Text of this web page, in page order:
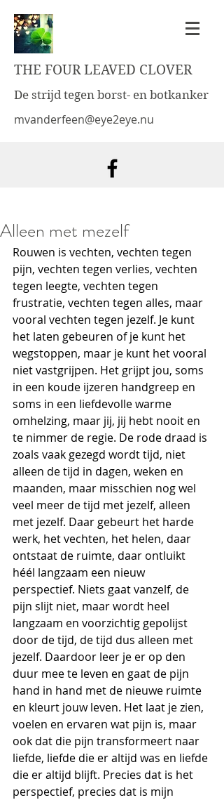
THE FOUR LEAVED CLOVER
De strijd tegen borst- en botkanker
mvanderfeen@eye2eye.nu
Alleen met mezelf
Rouwen is vechten, vechten tegen
pijn, vechten tegen verlies, vechten
tegen leegte, vechten tegen
frustratie, vechten tegen alles, maar
vooral vechten tegen jezelf. Je kunt
het laten gebeuren of je kunt het
wegstoppen, maar je kunt het vooral
niet vastgrijpen. Het grijpt jou, soms
in een koude ijzeren handgreep en
soms in een liefdevolle warme
omhelzing, maar jij, jij hebt nooit en
te nimmer de regie. De rode draad is
zoals vaak gezegd wordt tijd, niet
alleen de tijd in dagen, weken en
maanden, maar misschien nog wel
veel meer de tijd met jezelf, alleen
met jezelf. Daar gebeurt het harde
werk, het vechten, het helen, daar
ontstaat de ruimte, daar ontluikt
héél langzaam een nieuw
perspectief. Niets gaat vanzelf, de
pijn slijt niet, maar wordt heel
langzaam en voorzichtig gepolijst
door de tijd, de tijd dus alleen met
jezelf. Daardoor leer je er op den
duur mee te leven en gaat de pijn
hand in hand met de nieuwe ruimte
en kleurt jouw leven. Het laat je zien,
voelen en ervaren wat pijn is, maar
ook dat die pijn transformeert naar
liefde, liefde die er altijd was en liefde
die er altijd blijft. Precies dat is het
perspectief, precies dat is mijn